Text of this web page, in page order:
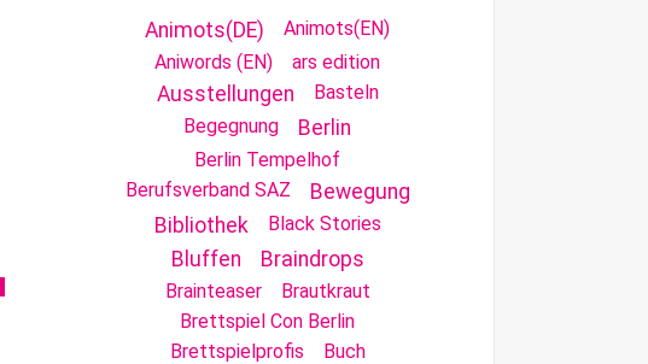
Animots(DE)
Animots(EN)
Aniwords (EN)
ars edition
Ausstellungen
Basteln
Begegnung
Berlin
Berlin Tempelhof
Berufsverband SAZ
Bewegung
Bibliothek
Black Stories
Bluffen Braindrops
Brainteaser
Brautkraut
Brettspiel Con Berlin
Brettspielprofis
Buch